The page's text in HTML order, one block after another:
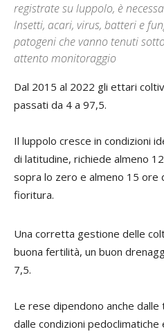
registrate su luppolo, è
Insetti, acari, virus, batteri e
patogeni che vanno tenuti
attento monitoraggio
Dal 2015 al 2022 gli ettari
passati da 4 a 97,5.
Il luppolo cresce in condizioni
di latitudine, richiede almeno
sopra lo zero e almeno 15 ore
fioritura.
Una corretta gestione delle
buona fertilità, un buon
7,5.
Le rese dipendono anche dalle
dalle condizioni pedoclimatiche